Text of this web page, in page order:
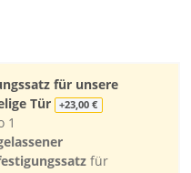
für unsere
Tür +23,00 €
1
für